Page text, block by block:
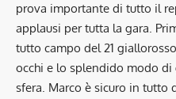
prova importante di tutto il
applausi per tutta la gara.
tutto campo del 21
occhi e lo splendido modo di
sfera. Marco è sicuro in tutto